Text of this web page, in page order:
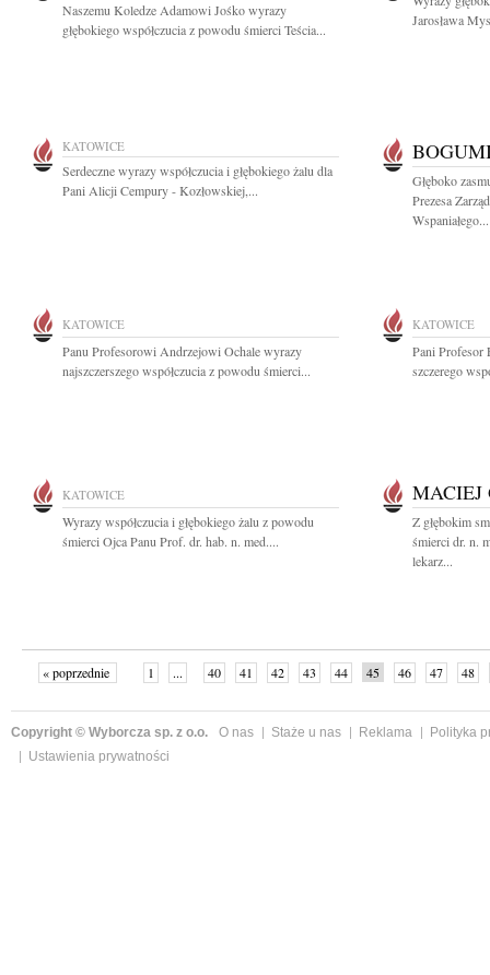
Naszemu Koledze Adamowi Jośko wyrazy
głębokiego współczucia z powodu śmierci Teścia...
Jarosława
KATOWICE
Serdeczne wyrazy współczucia i głębokiego żalu dla
Pani Alicji Cempury - Kozłowskiej,...
Głęboko
Prezesa
Wspaniałego...
KATOWICE
Panu Profesorowi Andrzejowi Ochale wyrazy
najszczerszego współczucia z powodu śmierci...
KATOWICE
Pani Profesor
szczerego
KATOWICE
Wyrazy współczucia i głębokiego żalu z powodu
śmierci Ojca Panu Prof. dr. hab. n. med....
MACIEJ
Z głębokim
śmierci dr. n.
lekarz...
« poprzednie 1 ... 40 41 42 43 44 45 46 47
48
Copyright © Wyborcza sp. z o.o. O nas Staże u nas Reklama
Polityka
Ustawienia prywatności